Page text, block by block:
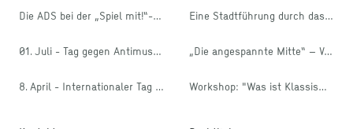
Die ADS bei der „Spiel mit!“- Aktion des stja
01. Juli - Tag gegen Antimuslimischen Rassismus
8. April - Internationaler Tag der Rom*nja und Sinti*zze
Eine Stadtführung durch das Muslimische Leben in Karlsruhe
„Die angespannte Mitte“ – Vorstellung der FES Mitte-Studie 2025
Workshop: "Was ist Klassismus?"